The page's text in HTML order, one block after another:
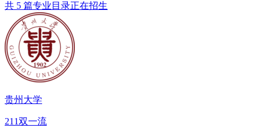
共 5 篇专业目录正在招生
贵州大学
211双一流